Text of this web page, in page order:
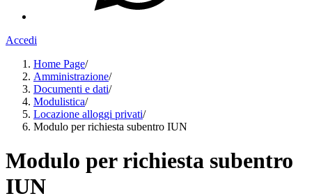
Accedi
Home Page/
Amministrazione/
Documenti e dati/
Modulistica/
Locazione alloggi privati/
Modulo per richiesta subentro IUN
Modulo per richiesta subentro
IUN